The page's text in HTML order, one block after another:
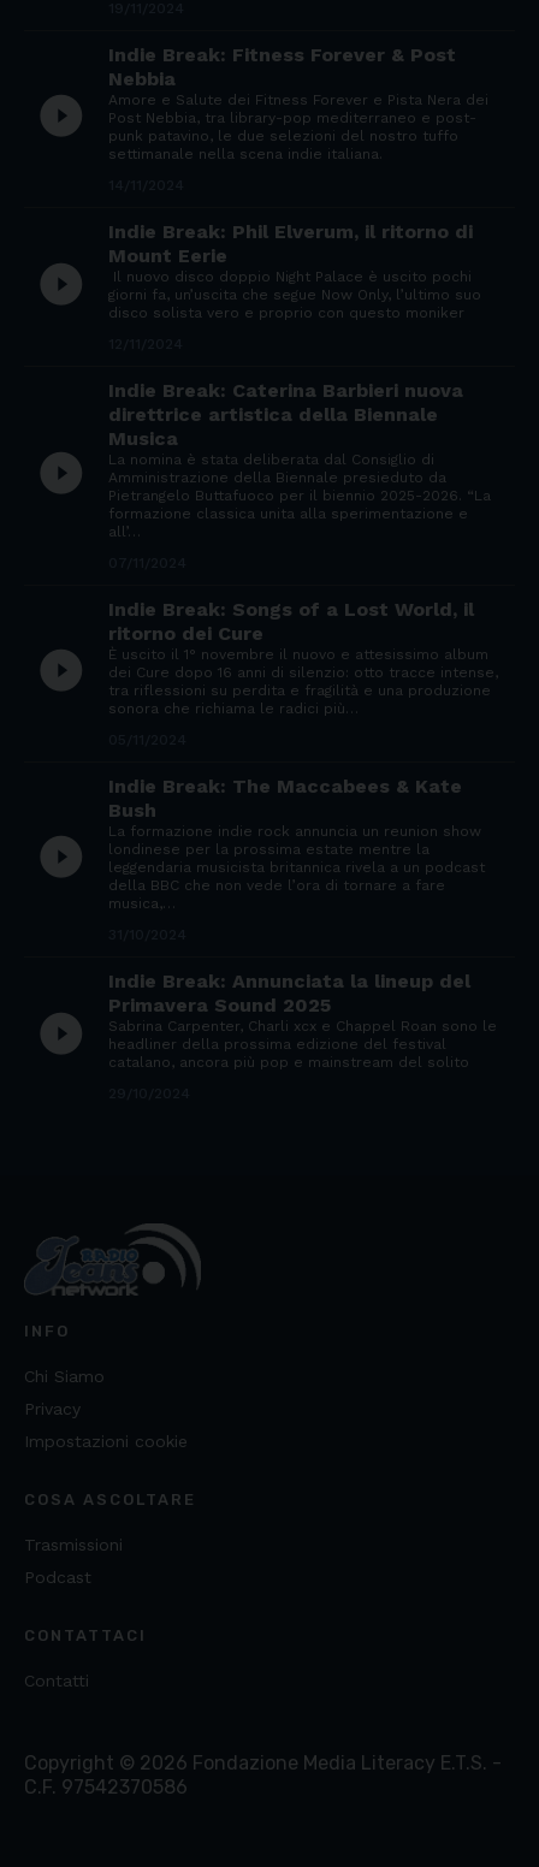
play_circle_filled
Indie Break: Fitness Forever & Post
Nebbia
Amore e Salute dei Fitness Forever e Pista Nera dei
Post Nebbia, tra library-pop mediterraneo e post-
punk patavino, le due selezioni del nostro tuffo
settimanale nella scena indie italiana.
play_circle_filled
Indie Break: Phil Elverum, il ritorno di
Mount Eerie
Il nuovo disco doppio Night Palace è uscito pochi
giorni fa, un’uscita che segue Now Only, l’ultimo suo
disco solista vero e proprio con questo moniker
play_circle_filled
Indie Break: Caterina Barbieri nuova
direttrice artistica della Biennale
Musica
La nomina è stata deliberata dal Consiglio di
Amministrazione della Biennale presieduto da
Pietrangelo Buttafuoco per il biennio 2025-2026. “La
formazione classica unita alla sperimentazione e
all’…
play_circle_filled
Indie Break: Songs of a Lost World, il
ritorno dei Cure
È uscito il 1° novembre il nuovo e attesissimo album
dei Cure dopo 16 anni di silenzio: otto tracce intense,
tra riflessioni su perdita e fragilità e una produzione
sonora che richiama le radici più…
play_circle_filled
Indie Break: The Maccabees & Kate
Bush
La formazione indie rock annuncia un reunion show
londinese per la prossima estate mentre la
leggendaria musicista britannica rivela a un podcast
della BBC che non vede l’ora di tornare a fare
musica,…
play_circle_filled
Indie Break: Annunciata la lineup del
Primavera Sound 2025
Sabrina Carpenter, Charli xcx e Chappel Roan sono le
headliner della prossima edizione del festival
catalano, ancora più pop e mainstream del solito
INFO
Chi Siamo
Privacy
Impostazioni cookie
COSA ASCOLTARE
Trasmissioni
Podcast
CONTATTACI
Contatti
Copyright © 2026 Fondazione Media Literacy E.T.S. -
C.F. 97542370586